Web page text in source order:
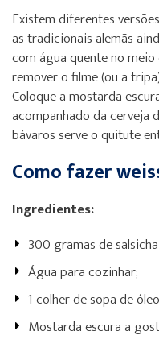
Existem diferentes
as tradicionais alemãs
com água quente no
remover o filme (ou a
Coloque a mostarda
acompanhado da cerveja
bávaros serve o quitute
Como fazer
Ingredientes:
300 gramas de
Água para cozinhar;
1 colher de sopa de
Mostarda escura a